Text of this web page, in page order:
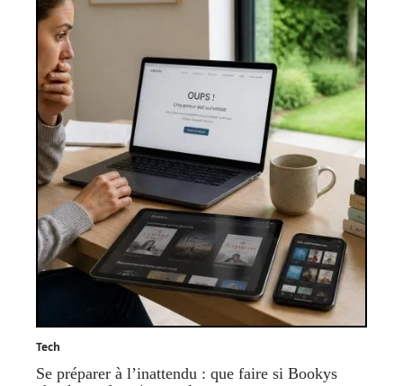
Tech
Se préparer à l’inattendu : que faire si Bookys